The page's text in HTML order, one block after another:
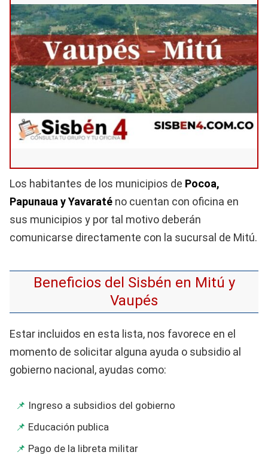
Los habitantes de los municipios de Pocoa,
Papunaua y Yavaraté no cuentan con oficina en
sus municipios y por tal motivo deberán
comunicarse directamente con la sucursal de Mitú.
Beneficios del Sisbén en Mitú y
Vaupés
Estar incluidos en esta lista, nos favorece en el
momento de solicitar alguna ayuda o subsidio al
gobierno nacional, ayudas como:
Ingreso a subsidios del gobierno
Educación publica
Pago de la libreta militar